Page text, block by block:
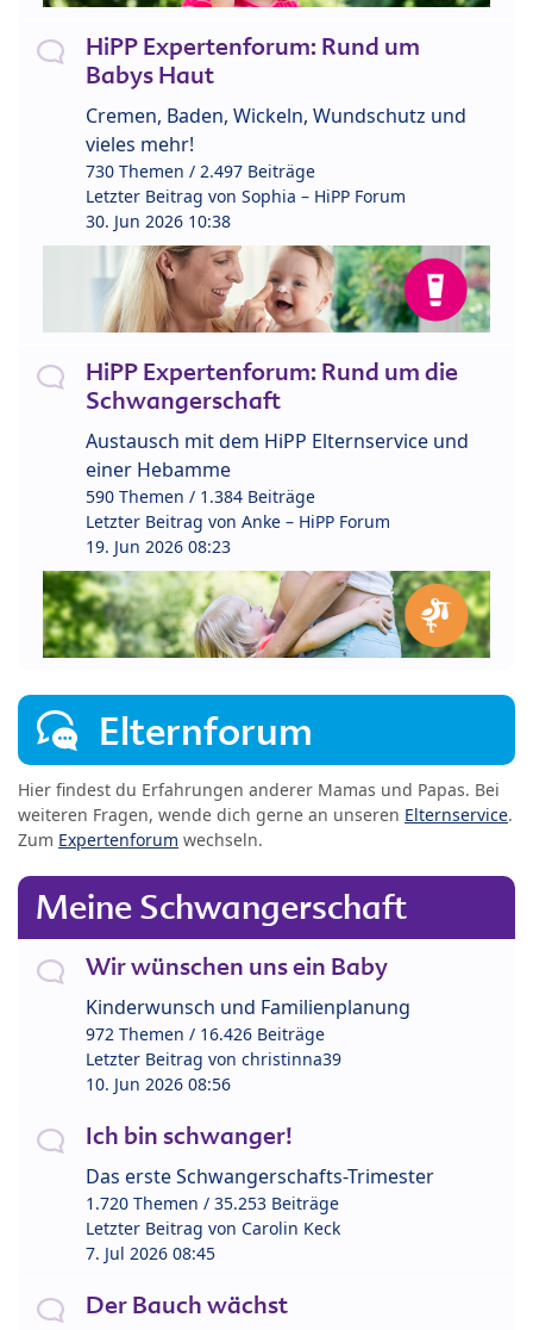
HiPP Expertenforum: Rund um
Babys Haut
Cremen, Baden, Wickeln, Wundschutz und
vieles mehr!
730 Themen / 2.497 Beiträge
Letzter Beitrag von Sophia – HiPP Forum
30. Jun 2026 10:38
HiPP Expertenforum: Rund um die
Schwangerschaft
Austausch mit dem HiPP Elternservice und
einer Hebamme
590 Themen / 1.384 Beiträge
Letzter Beitrag von Anke – HiPP Forum
19. Jun 2026 08:23
Elternforum
Hier findest du Erfahrungen anderer Mamas und Papas. Bei
weiteren Fragen, wende dich gerne an unseren Elternservice.
Zum Expertenforum wechseln.
Meine Schwangerschaft
Wir wünschen uns ein Baby
Kinderwunsch und Familienplanung
972 Themen / 16.426 Beiträge
Letzter Beitrag von christinna39
10. Jun 2026 08:56
Ich bin schwanger!
Das erste Schwangerschafts-Trimester
1.720 Themen / 35.253 Beiträge
Letzter Beitrag von Carolin Keck
7. Jul 2026 08:45
Der Bauch wächst